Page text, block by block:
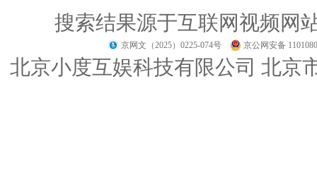
搜索结果源于互联网视频网
京网文（2025）0225-074号 京公网安备
北京小度互娱科技有限公司 北京